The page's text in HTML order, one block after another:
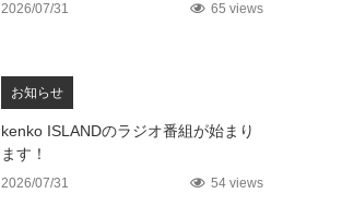
2026/07/31 65 views
お知らせ
kenko ISLANDのラジオ番組が始まり
ます！
2026/07/31 54 views